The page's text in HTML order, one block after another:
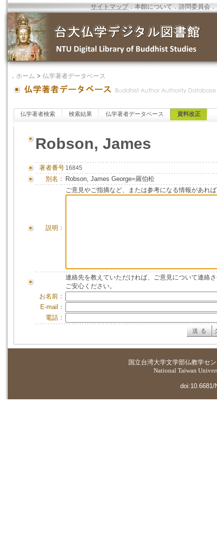
サイトマップ．本館について ．諮問委員会 ．
． ホーム > 仏学著者データベース
仏学著者検索 検索結果 仏学著者データベース 資料改正
Robson, James
著者番号 16845
別名： Robson, James George=羅伯松
説明：
ご意見やご指摘など、または参考になる情報があれ
連絡先を教えていただければ、ご意見について連絡
ご安心ください。
お名前：
E-mail：
電話：
国立台湾大学文学部仏教学セ
National Taiwan
doi:10.6681/